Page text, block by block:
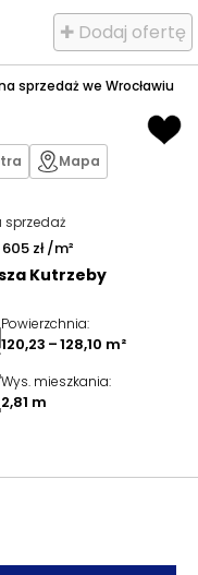
✚ Dodaj ofertę
sprzedaż we Wrocławiu
sprzedaż
zł /m²
Kutrzeby
Mapa
Powierzchnia:
120,23 – 128,10 m²
Wys. mieszkania:
2,81 m